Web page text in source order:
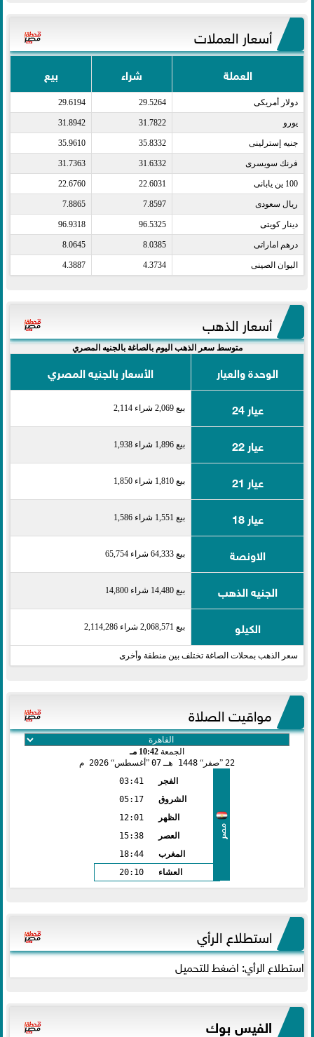
أسعار العملات
العملة شراء بيع
دولار أمريكى​ 29.5264
29.6194
يورو​ 31.7822
31.8942
جنيه إسترلينى​ 35.8332
35.9610
فرنك سويسرى​ 31.6332
31.7363
100 ين يابانى​ 22.6031
22.6760
ريال سعودى​ 7.8597
7.8865
دينار كويتى​ 96.5325
96.9318
درهم اماراتى​ 8.0385
8.0645
اليوان الصينى​ 4.3734
4.3887
أسعار الذهب
متوسط سعر الذهب اليوم بالصاغة بالجنيه المصري
الوحدة والعيار
الأسعار بالجنيه المصري
عيار 24
بيع 2,069 شراء 2,114
عيار 22 بيع 1,896 شراء 1,938
عيار 21 بيع 1,810 شراء 1,850
عيار 18 بيع 1,551 شراء 1,586
الاونصة بيع 64,333 شراء 65,754
الجنيه الذهب بيع 14,480 شراء 14,800
الكيلو بيع 2,068,571 شراء 2,114,286
سعر الذهب بمحلات الصاغة تختلف بين منطقة وأخرى
مواقيت الصلاة
الجمعة 10:42 مـ
22 صفر 1448 هـ 07 أغسطس 2026 م
مصر
الفجر
03:41
الشروق
05:17
الظهر
12:01
العصر
15:38
المغرب
18:44
العشاء
20:10
استطلاع الرأي
استطلاع الرأي: اضغط للتحميل
الفيس بوك